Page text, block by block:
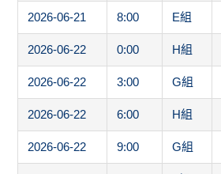
2026-06-21 8:00 E組
2026-06-22 0:00 H組
2026-06-22 3:00 G組
2026-06-22 6:00 H組
2026-06-22 9:00 G組